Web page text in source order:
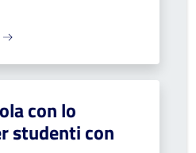
con lo
studenti con